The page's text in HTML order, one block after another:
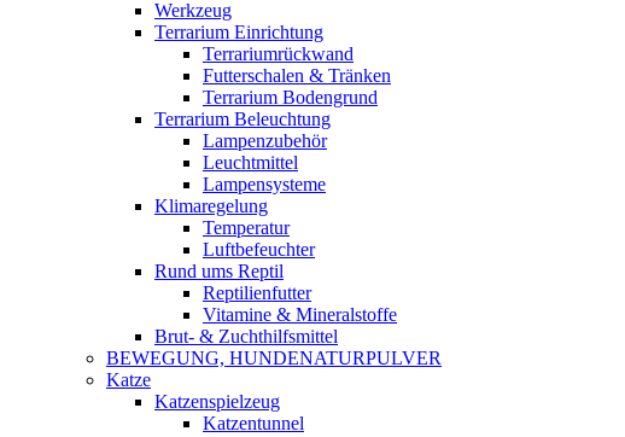
Werkzeug
Terrarium Einrichtung
Terrariumrückwand
Futterschalen & Tränken
Terrarium Bodengrund
Terrarium Beleuchtung
Lampenzubehör
Leuchtmittel
Lampensysteme
Klimaregelung
Temperatur
Luftbefeuchter
Rund ums Reptil
Reptilienfutter
Vitamine & Mineralstoffe
Brut- & Zuchthilfsmittel
BEWEGUNG, HUNDENATURPULVER
Katze
Katzenspielzeug
Katzentunnel